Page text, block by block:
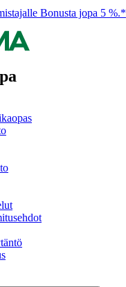
Bonusta jopa 5 %.*